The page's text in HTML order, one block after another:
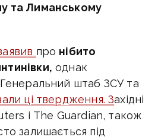
та Лиманському
про нібито
однак
штаб ЗСУ та
ці твердження. Західні
і The Guardian, також
залишається під